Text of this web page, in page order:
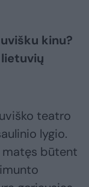
kinu?
teatro
lygio.
matęs būtent